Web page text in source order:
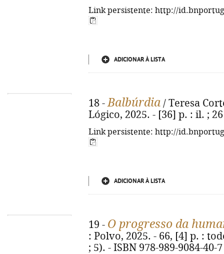
Link persistente: http://
ADICIONAR À LISTA
18 -Balbúrdia / Teresa
Lógico, 2025. - [36] p. : il. ;
Link persistente: http://
ADICIONAR À LISTA
19 - O progresso da
: Polvo, 2025. - 66, [4] p. :
; 5). - ISBN 978-989-9084-40-7